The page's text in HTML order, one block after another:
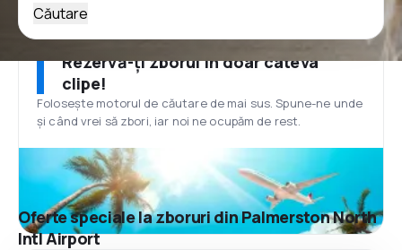
Căutare
Rezervă-ți zborul în doar câteva
clipe!
Folosește motorul de căutare de mai sus. Spune-ne unde
și când vrei să zbori, iar noi ne ocupăm de rest.
Oferte speciale la zboruri din Palmerston North
Intl Airport